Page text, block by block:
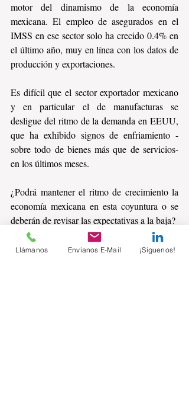
motor del dinamismo de la economía
mexicana. El empleo de asegurados en el
IMSS en ese sector solo ha crecido 0.4% en
el último año, muy en línea con los datos de
producción y exportaciones.
Es difícil que el sector exportador mexicano
y en particular el de manufacturas se
desligue del ritmo de la demanda en EEUU,
que ha exhibido signos de enfriamiento -
sobre todo de bienes más que de servicios-
en los últimos meses.
¿Podrá mantener el ritmo de crecimiento la
economía mexicana en esta coyuntura o se
deberán de revisar las expectativas a la baja?
Llámanos Envíanos E-Mail ¡Síguenos!